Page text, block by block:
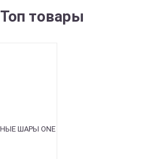
Топ товары